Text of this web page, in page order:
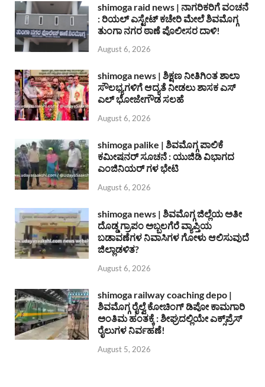
shimoga raid news | ನಾಗರಿಕರಿಗೆ ವಂಚನೆ
: ರಿಯಲ್ ಎಸ್ಟೇಟ್ ಕಚೇರಿ ಮೇಲೆ ಶಿವಮೊಗ್ಗ
ತುಂಗಾ ನಗರ ಠಾಣೆ ಪೊಲೀಸರ ದಾಳಿ!
August 6, 2026
shimoga news | ಶಿಕ್ಷಣ ನೀತಿಗಿಂತ ಶಾಲಾ
ಸೌಲಭ್ಯಗಳಿಗೆ ಆದ್ಯತೆ ನೀಡಲು ಶಾಸಕ ಎಸ್
ಎಲ್ ಭೋಜೇಗೌಡ ಸಲಹೆ
August 6, 2026
shimoga palike | ಶಿವಮೊಗ್ಗ ಪಾಲಿಕೆ
ಕಮೀಷನರ್ ಸೂಚನೆ : ಯುಜಿಡಿ ವಿಭಾಗದ
ಎಂಜಿನಿಯರ್ ಗಳ ಭೇಟಿ
August 6, 2026
shimoga news | ಶಿವಮೊಗ್ಗ ಜಿಲ್ಲೆಯ ಅತೀ
ದೊಡ್ಡ ಗ್ರಾಪಂ ಅಬ್ಬಲಗೆರೆ ವ್ಯಾಪ್ತಿಯ
ಬಡಾವಣೆಗಳ ನಿವಾಸಿಗಳ ಗೋಳು ಆಲಿಸುವುದೆ
ಜಿಲ್ಲಾಡಳಿತ?
August 6, 2026
shimoga railway coaching depo |
ಶಿವಮೊಗ್ಗ ರೈಲ್ವೆ ಕೋಚಿಂಗ್ ಡಿಪೋ ಕಾಮಗಾರಿ
ಅಂತಿಮ ಹಂತಕ್ಕೆ : ಶೀಘ್ರದಲ್ಲಿಯೇ ಎಕ್ಸ್‌ಪ್ರೆಸ್
ರೈಲುಗಳ ನಿರ್ವಹಣೆ!
August 5, 2026